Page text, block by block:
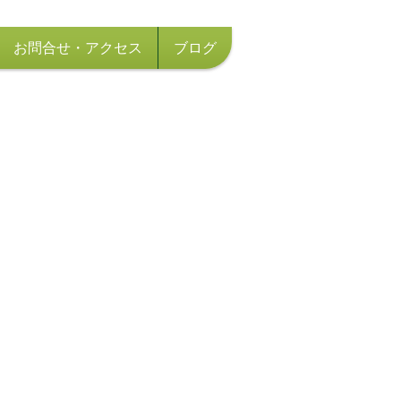
お問合せ・アクセス ブログ